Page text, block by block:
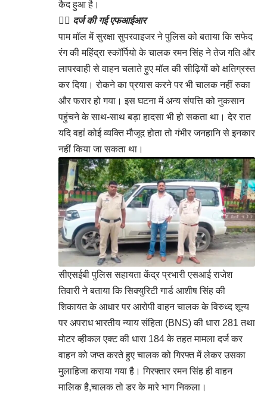
कैद हुआ है।
👉🏻 दर्ज की गई एफआईआर
पाम मॉल में सुरक्षा सुपरवाइजर ने पुलिस को बताया कि सफेद
रंग की महिंद्रा स्कॉर्पियो के चालक रमन सिंह ने तेज गति और
लापरवाही से वाहन चलाते हुए मॉल की सीढ़ियों को क्षतिग्रस्त
कर दिया। रोकने का प्रयास करने पर भी चालक नहीं रुका
और फरार हो गया। इस घटना में अन्य संपत्ति को नुकसान
पहुंचने के साथ-साथ बड़ा हादसा भी हो सकता था। देर रात
यदि वहां कोई व्यक्ति मौजूद होता तो गंभीर जनहानि से इनकार
नहीं किया जा सकता था।
सीएसईबी पुलिस सहायता केंद्र प्रभारी एसआई राजेश
तिवारी ने बताया कि सिक्युरिटी गार्ड आशीष सिंह की
शिकायत के आधार पर आरोपी वाहन चालक के विरुध्द शून्य
पर अपराध भारतीय न्याय संहिता (BNS) की धारा 281 तथा
मोटर व्हीकल एक्ट की धारा 184 के तहत मामला दर्ज कर
वाहन को जप्त करते हुए चालक को गिरफ्त में लेकर उसका
मुलाहिजा कराया गया है। गिरफ्तार रमन सिंह ही वाहन
मालिक है,चालक तो डर के मारे भाग निकला।